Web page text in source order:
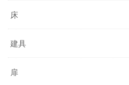
床
建具
扉